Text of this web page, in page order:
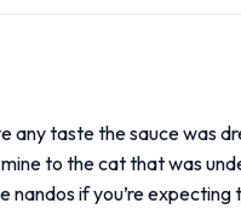
any taste the sauce was
to the cat that was
nandos if you’re expecting